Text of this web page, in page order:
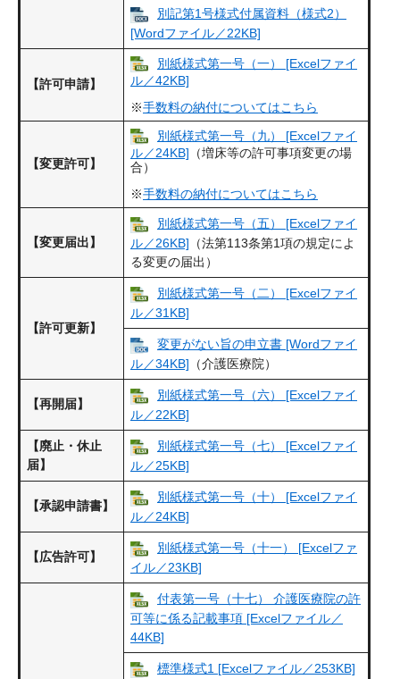
別記第1号様式付属資料（様式2）
[Wordファイル／22KB]
【許可申請】
別紙様式第一号（一） [Excelファイ
ル／42KB]
※手数料の納付についてはこちら
【変更許可】
別紙様式第一号（九） [Excelファイ
ル／24KB] （増床等の許可事項変更の場
合）
※手数料の納付についてはこちら
【変更届出】
別紙様式第一号（五） [Excelファイ
ル／26KB] （法第113条第1項の規定によ
る変更の届出）
【許可更新】
別紙様式第一号（二） [Excelファイ
ル／31KB]
変更がない旨の申立書 [Wordファイ
ル／34KB] （介護医療院）
【再開届】
別紙様式第一号（六） [Excelファイ
ル／22KB]
【廃止・休止
届】
別紙様式第一号（七） [Excelファイ
ル／25KB]
【承認申請書】
別紙様式第一号（十） [Excelファイ
ル／24KB]
【広告許可】
別紙様式第一号（十一） [Excelファ
イル／23KB]
付表第一号（十七） 介護医療院の許
可等に係る記載事項 [Excelファイル／
44KB]
標準様式1 [Excelファイル／253KB]